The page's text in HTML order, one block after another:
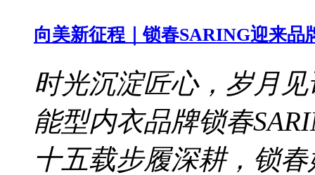
向美新征程｜锁春SARING迎来品
时光沉淀匠心，岁月
能型内衣品牌锁春
十五载步履深耕，锁